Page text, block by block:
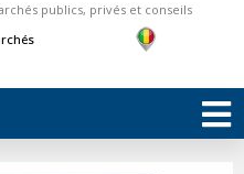
publics, privés et conseils